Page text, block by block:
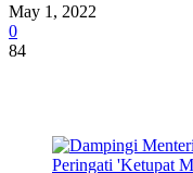
May 1, 2022
0
84